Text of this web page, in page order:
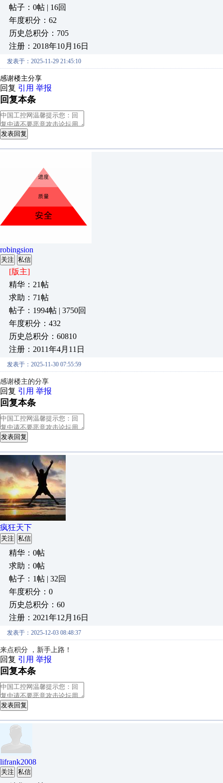
帖子：0帖 | 16回
年度积分：62
历史总积分：705
注册：2018年10月16日
发表于：2025-11-29 21:45:10
感谢楼主分享
回复 引用 举报
回复本条
发表回复
robingsion
关注 私信
[版主]
精华：21帖
求助：71帖
帖子：1994帖 | 3750回
年度积分：432
历史总积分：60810
注册：2011年4月11日
发表于：2025-11-30 07:55:59
感谢楼主的分享
回复 引用 举报
回复本条
发表回复
疯狂天下
关注 私信
精华：0帖
求助：0帖
帖子：1帖 | 32回
年度积分：0
历史总积分：60
注册：2021年12月16日
发表于：2025-12-03 08:48:37
来点积分 ，新手上路！
回复 引用 举报
回复本条
发表回复
lifrank2008
关注 私信